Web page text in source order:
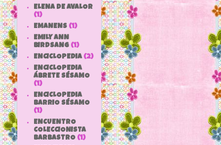
ELENA DE AVALOR
(1)
EMANENS (1)
EMILY ANN
BIRDSANG (1)
ENCICLOPEDIA (2)
ENCICLOPEDIA
ÁBRETE SÉSAMO
(1)
ENCICLOPEDIA
BARRIO SÉSAMO
(1)
ENCUENTRO
COLECCIONISTA
BARBASTRO (1)